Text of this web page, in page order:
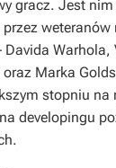
gracz. Jest
przez weteranów
Warhola,
Marka
stopniu na
developingu